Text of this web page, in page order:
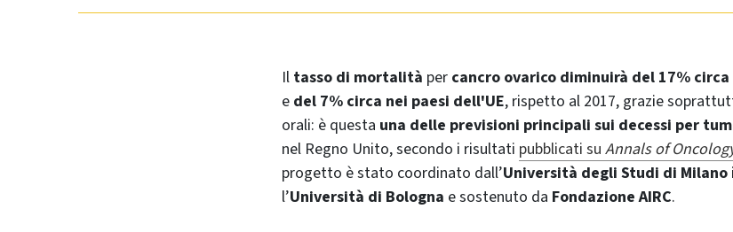
Il tasso di mortalità per cancro ovarico diminuirà del 17%
e del 7% circa nei paesi dell'UE, rispetto al 2017, grazie
orali: è questa una delle previsioni principali sui decessi per
nel Regno Unito, secondo i risultati pubblicati su Annals of
progetto è stato coordinato dall’Università degli Studi di Milano
l’Università di Bologna e sostenuto da Fondazione AIRC.